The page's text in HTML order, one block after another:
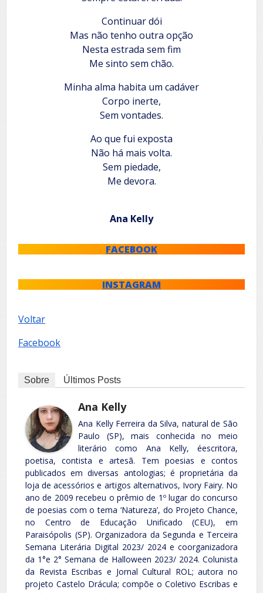
Continuar dói
Mas não tenho outra opção
Nesta estrada sem fim
Me sinto sem chão.
Minha alma habita um cadáver
Corpo inerte,
Sem vontades.
Ao que fui exposta
Não há mais volta.
Sem piedade,
Me devora.
Ana Kelly
FACEBOOK
INSTAGRAM
Voltar
Facebook
Sobre Últimos Posts
Ana Kelly
Ana Kelly Ferreira da Silva, natural de São
Paulo (SP), mais conhecida no meio
literário como Ana Kelly, éescritora,
poetisa, contista e artesã. Tem poesias e contos
publicados em diversas antologias; é proprietária da
loja de acessórios e artigos alternativos, Ivory Fairy. No
ano de 2009 recebeu o prêmio de 1º lugar do concurso
de poesias com o tema ‘Natureza’, do Projeto Chance,
no Centro de Educação Unificado (CEU), em
Paraisópolis (SP). Organizadora da Segunda e Terceira
Semana Literária Digital 2023/ 2024 e coorganizadora
da 1°e 2° Semana de Halloween 2023/ 2024. Colunista
da Revista Escribas e Jornal Cultural ROL; autora no
projeto Castelo Drácula; compõe o Coletivo Escribas e